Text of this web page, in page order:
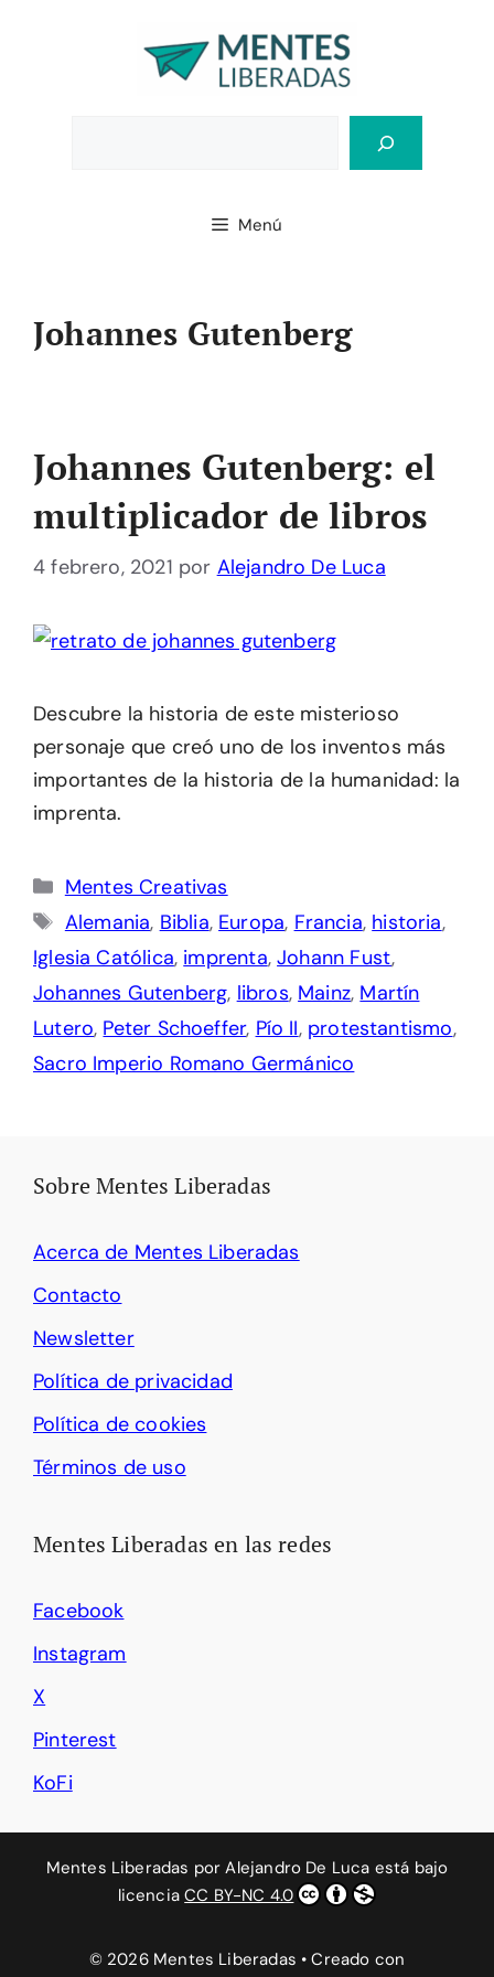
Menú
Johannes Gutenberg
Johannes Gutenberg: el
multiplicador de libros
4 febrero, 2021 por Alejandro De Luca
Descubre la historia de este misterioso
personaje que creó uno de los inventos más
importantes de la historia de la humanidad: la
imprenta.
Categorías
Mentes Creativas
Etiquetas
Alemania, Biblia, Europa, Francia, historia,
Iglesia Católica, imprenta,Johann Fust,
Johannes Gutenberg, libros, Mainz, Martín
Lutero, Peter Schoeffer, Pío II, protestantismo,
Sacro Imperio Romano Germánico
Sobre Mentes Liberadas
Acerca de Mentes Liberadas
Contacto
Newsletter
Política de privacidad
Política de cookies
Términos de uso
Mentes Liberadas en las redes
Facebook
Instagram
X
Pinterest
KoFi
Mentes Liberadas porAlejandro De Luca está bajo
licenciaCC BY-NC 4.0
© 2026 Mentes Liberadas • Creado con